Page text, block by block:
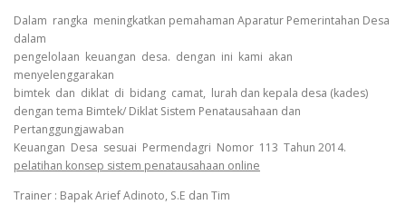
Dalam rangka meningkatkan pemahaman Aparatur Pemerintahan Desa
dalam
pengelolaan keuangan desa. dengan ini kami akan
menyelenggarakan
bimtek dan diklat di bidang camat, lurah dan kepala desa (kades)
dengan tema Bimtek/ Diklat Sistem Penatausahaan dan
Pertanggungjawaban
Keuangan Desa sesuai Permendagri Nomor 113 Tahun 2014.
pelatihan konsep sistem penatausahaan online
Trainer : Bapak Arief Adinoto, S.E dan Tim